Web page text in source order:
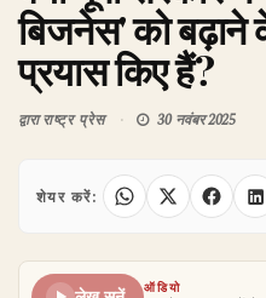
बिजनेस' को बढ़ाने
प्रयास किए हैं?
द्वाराराष्ट्र प्रेस 30 नवंबर 2025
शेयर करें:
ऑडियो